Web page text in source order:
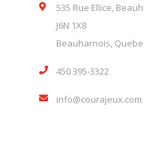
535 Rue Ellice,
J6N 1X8
Beauharnois,
450 395-3322
info@courajeux.com